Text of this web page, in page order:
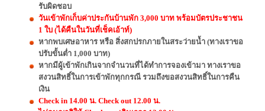
รับผิดชอบ
วันเข้าพักเก็บค่าประกันบ้านพัก 3,000 บาท พร้อมบัตรประชาชน
1 ใบ (ได้คืนในวันที่เช็คเอ้าท์)
หากพบเศษอาหาร หรือ สิ่งสกปรกภายในสระว่ายน้ำ (ทางเราขอ
ปรับขั้นต่ำ 1,000 บาท)
หากมีผู้เข้าพักเกินจากจำนวนที่ได้ทำการจองเข้ามา ทางเราขอ
สงวนสิทธิ์ในการเข้าพักทุกกรณี รวมถึงขอสงวนสิทธิ์ในการคืน
เงิน
Check in 14.00 น. Check out 12.00 น.